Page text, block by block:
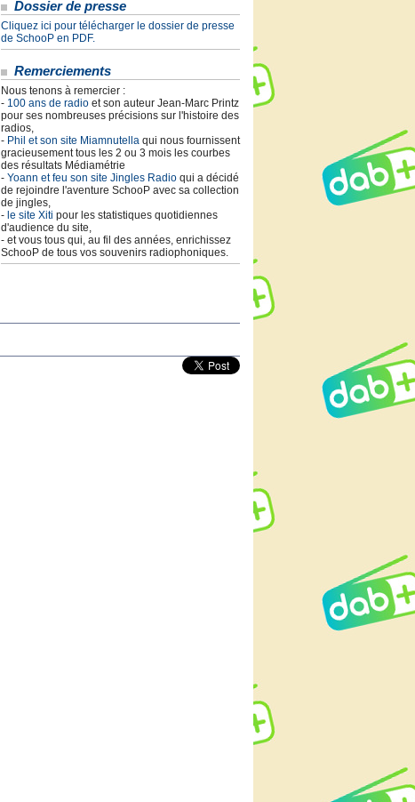
Dossier de presse
Cliquez ici pour télécharger le dossier de presse
de SchooP en PDF.
Remerciements
Nous tenons à remercier :
- 100 ans de radio et son auteur Jean-Marc Printz
pour ses nombreuses précisions sur l'histoire des
radios,
- Phil et son site Miamnutella qui nous fournissent
gracieusement tous les 2 ou 3 mois les courbes
des résultats Médiamétrie
- Yoann et feu son site Jingles Radio qui a décidé
de rejoindre l'aventure SchooP avec sa collection
de jingles,
- le site Xiti pour les statistiques quotidiennes
d'audience du site,
- et vous tous qui, au fil des années, enrichissez
SchooP de tous vos souvenirs radiophoniques.